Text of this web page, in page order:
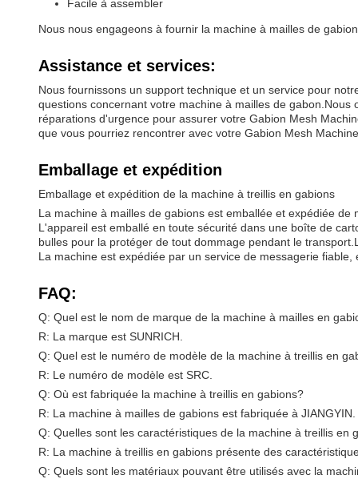
Facile à assembler
Nous nous engageons à fournir la machine à mailles de
Assistance et services:
Nous fournissons un support technique et un service pour
questions concernant votre machine à mailles de
réparations d'urgence pour assurer votre Gabion Mesh
que vous pourriez rencontrer avec votre Gabion Mesh
Emballage et expédition
Emballage et expédition de la machine à treillis en gabions
La machine à mailles de gabions est emballée et expédiée
L'appareil est emballé en toute sécurité dans une boîte de
bulles pour la protéger de tout dommage pendant le
La machine est expédiée par un service de messagerie
FAQ:
Q: Quel est le nom de marque de la machine à mailles en
R: La marque est SUNRICH.
Q: Quel est le numéro de modèle de la machine à treillis en
R: Le numéro de modèle est SRC.
Q: Où est fabriquée la machine à treillis en gabions?
R: La machine à mailles de gabions est fabriquée à JIANGYIN.
Q: Quelles sont les caractéristiques de la machine à treillis en
R: La machine à treillis en gabions présente des
Q: Quels sont les matériaux pouvant être utilisés avec la